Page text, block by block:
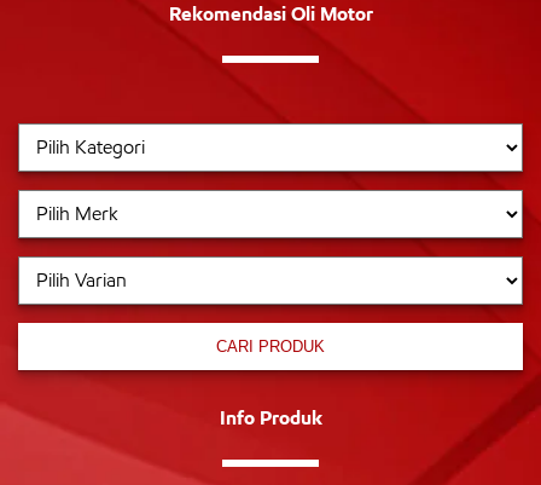
Rekomendasi Oli Motor
CARI PRODUK
Info Produk